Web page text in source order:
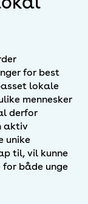
for best
lokale
mennesker
derfor
aktiv
unike
til, vil kunne
både unge